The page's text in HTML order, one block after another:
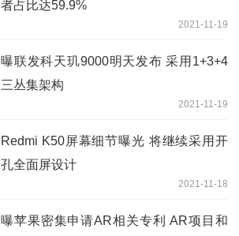
者占比达59.9%
2021-11-19
曝联发科天玑9000明天发布 采用1+3+4
三丛集架构
2021-11-19
Redmi K50屏幕细节曝光 将继续采用开
孔全面屏设计
2021-11-18
曝苹果密集申请AR相关专利 AR项目和